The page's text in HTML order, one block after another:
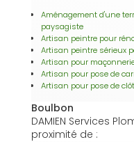
Aménagement d'une
paysagiste
Artisan peintre pour
Artisan peintre sérieux
Artisan pour
Artisan pour pose de
Artisan pour pose de
Boulbon
DAMIEN Services
proximité de :